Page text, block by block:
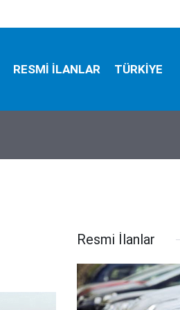
RESMİ İLANLAR TÜRKİYE
Resmi İlanlar